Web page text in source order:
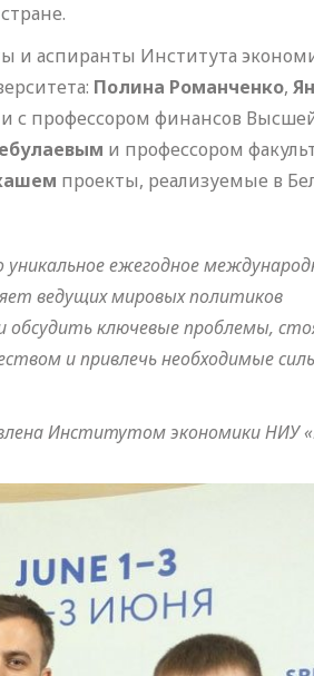
и аспиранты Института
Полина Романченко, Ян
с профессором финансов
и профессором
проекты, реализуемые в
ежегодное
ведущих мировых политиков
обсудить ключевые проблемы,
и привлечь необходимые
Институтом экономики НИУ